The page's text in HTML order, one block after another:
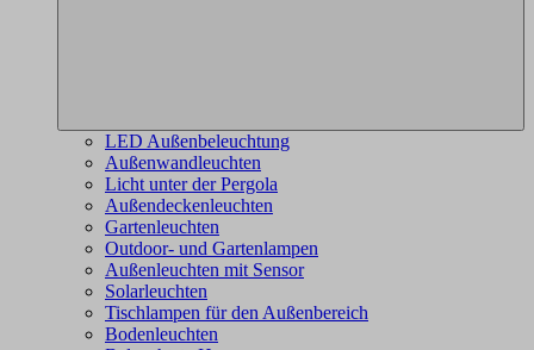
LED Außenbeleuchtung
Außenwandleuchten
Licht unter der Pergola
Außendeckenleuchten
Gartenleuchten
Outdoor- und Gartenlampen
Außenleuchten mit Sensor
Solarleuchten
Tischlampen für den Außenbereich
Bodenleuchten